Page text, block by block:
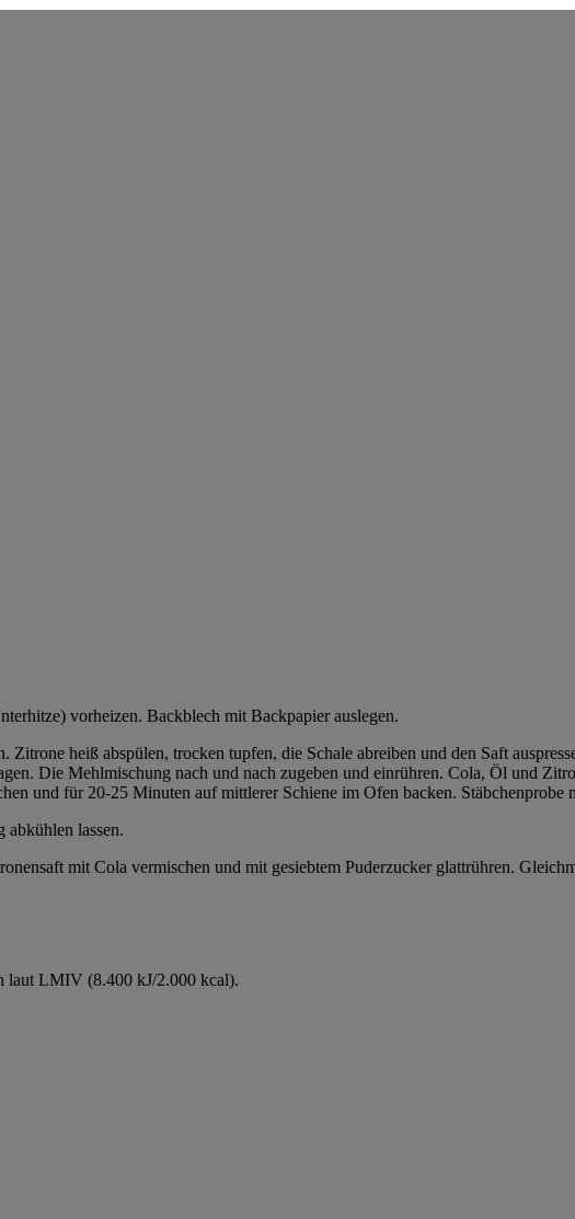
vorheizen. Backblech mit Backpapier auslegen.
heiß abspülen, trocken tupfen, die Schale abreiben und den Saft
Die Mehlmischung nach und nach zugeben und einrühren. Cola, Öl und
und für 20-25 Minuten auf mittlerer Schiene im Ofen backen. Stäbchenprobe
abkühlen lassen.
mit Cola vermischen und mit gesiebtem Puderzucker glattrühren.
laut LMIV (8.400 kJ/2.000 kcal).